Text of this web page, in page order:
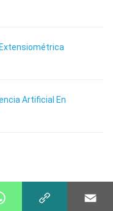
Artificial En